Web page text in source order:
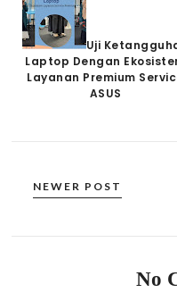
Uji
Laptop Dengan
Layanan Premium
ASUS
NEWER POST
No